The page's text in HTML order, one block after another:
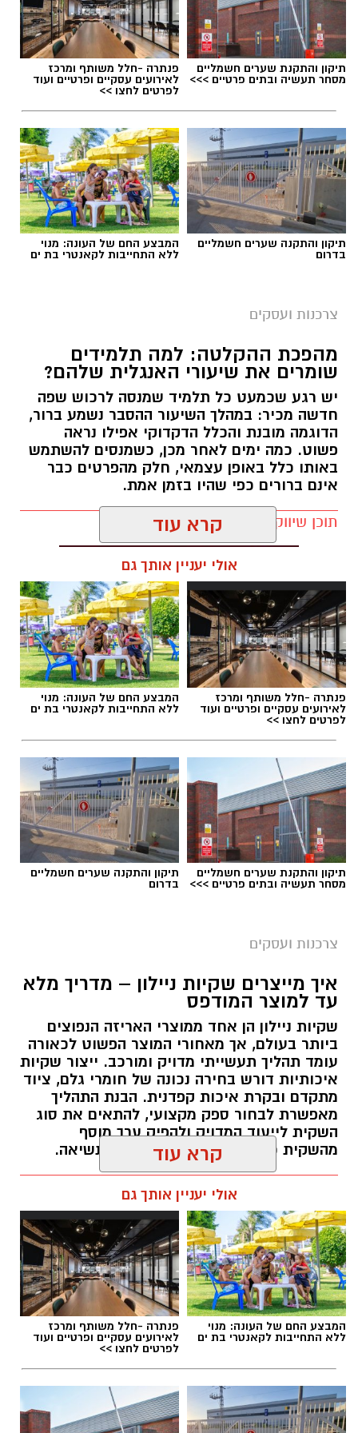
תיקון והתקנת שערים חשמליים
מסחר תעשיה ובתים פרטיים >>>
פנתרה -חלל משותף ומרכז
לאירועים עסקיים ופרטיים ועוד
לפרטים לחצו >>
תיקון והתקנה שערים חשמליים
בדרום
המבצע החם של העונה: מנוי
ללא התחייבות לקאנטרי בת ים
צרכנות ועסקים
מהפכת ההקלטה: למה תלמידים
שומרים את שיעורי האנגלית שלהם?
יש רגע שכמעט כל תלמיד שמנסה לרכוש שפה
חדשה מכיר: במהלך השיעור ההסבר נשמע ברור,
הדוגמה מובנת והכלל הדקדוקי אפילו נראה
פשוט. כמה ימים לאחר מכן, כשמנסים להשתמש
באותו כלל באופן עצמאי, חלק מהפרטים כבר
אינם ברורים כפי שהיו בזמן אמת.
תוכן שיווקי / 15:38 29.07.26
תגים:מהפכת ההקלטה
מידע חדש דורש חזרה, תרגול ושימוש פעיל כדי
להפוך לידע שאפשר לשלוף בזמן שיחה, כתיבה או
מבחן. כאן יכולה הקלטת השיעור, כאשר היא
מתבצעת בהסכמה ובאמצעות כלי מתאים, להפוך
מעותק של המפגש לכלי עבודה שימושי.
למה הקלטה יכולה להשתלב בתהליך לימוד
אנגלית?
את ההסבר פעם אחת. התלמיד נדרש לזכור אוצר
מילים, לזהות מבנים דקדוקיים, לשפר הגייה
ולהשתמש בשפה במהירות, לעיתים ללא זמן
לחשוב על כל מילה.
קרא עוד
אולי יעניין אותך גם
פנתרה -חלל משותף ומרכז
לאירועים עסקיים ופרטיים ועוד
לפרטים לחצו >>
המבצע החם של העונה: מנוי
ללא התחייבות לקאנטרי בת ים
תיקון והתקנת שערים חשמליים
מסחר תעשיה ובתים פרטיים >>>
תיקון והתקנה שערים חשמליים
בדרום
צרכנות ועסקים
איך מייצרים שקיות ניילון – מדריך מלא
עד למוצר המודפס
שקיות ניילון הן אחד ממוצרי האריזה הנפוצים
ביותר בעולם, אך מאחורי המוצר הפשוט לכאורה
עומד תהליך תעשייתי מדויק ומורכב. ייצור שקיות
איכותיות דורש בחירה נכונה של חומרי גלם, ציוד
מתקדם ובקרת איכות קפדנית. הבנת התהליך
מאפשרת לבחור ספק מקצועי, להתאים את סוג
השקית לייעוד המדויק ולהפיק ערך מוסף
מהשקית כמוצר מיתוגי ולא רק ככלי נשיאה.
תגים:שקיות ניילון
חומרי הגלם: פוליאתילן וסוגי הפלסטיק המרכזיים
פולימר תרמופלסטי המופק מנפט או גז טבעי.
קרא עוד
אולי יעניין אותך גם
המבצע החם של העונה: מנוי
ללא התחייבות לקאנטרי בת ים
פנתרה -חלל משותף ומרכז
לאירועים עסקיים ופרטיים ועוד
לפרטים לחצו >>